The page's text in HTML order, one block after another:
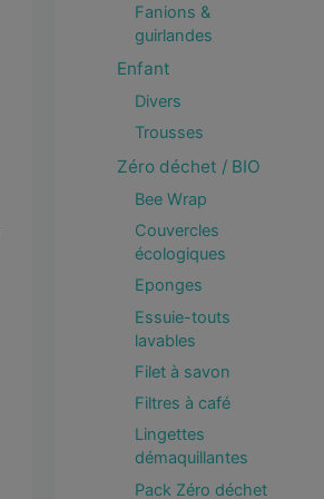
Fanions &
guirlandes
Enfant
Divers
Trousses
Zéro déchet / BIO
Bee Wrap
Couvercles
écologiques
Eponges
Essuie-touts
lavables
Filet à savon
Filtres à café
Lingettes
démaquillantes
Pack Zéro déchet